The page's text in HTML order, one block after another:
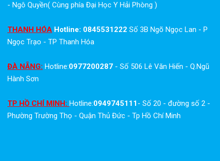
- Ngô Quyền( Cùng phía Đại Học Y Hải Phòng )
THANH HÓA Hotline: 0845531222 Số 3B Ngõ Ngọc Lan - P
Ngọc Trạo - TP Thanh Hóa
ĐÀ NẴNG: Hotline:0977200287 - Số 506 Lê Văn Hiến - Q.Ngũ
Hành Sơn
TP HỒ CHÍ MINH: Hotline:0949745111- Số 20 - đường số 2 -
Phường Trường Thọ - Quận Thủ Đức - Tp Hồ Chí Minh